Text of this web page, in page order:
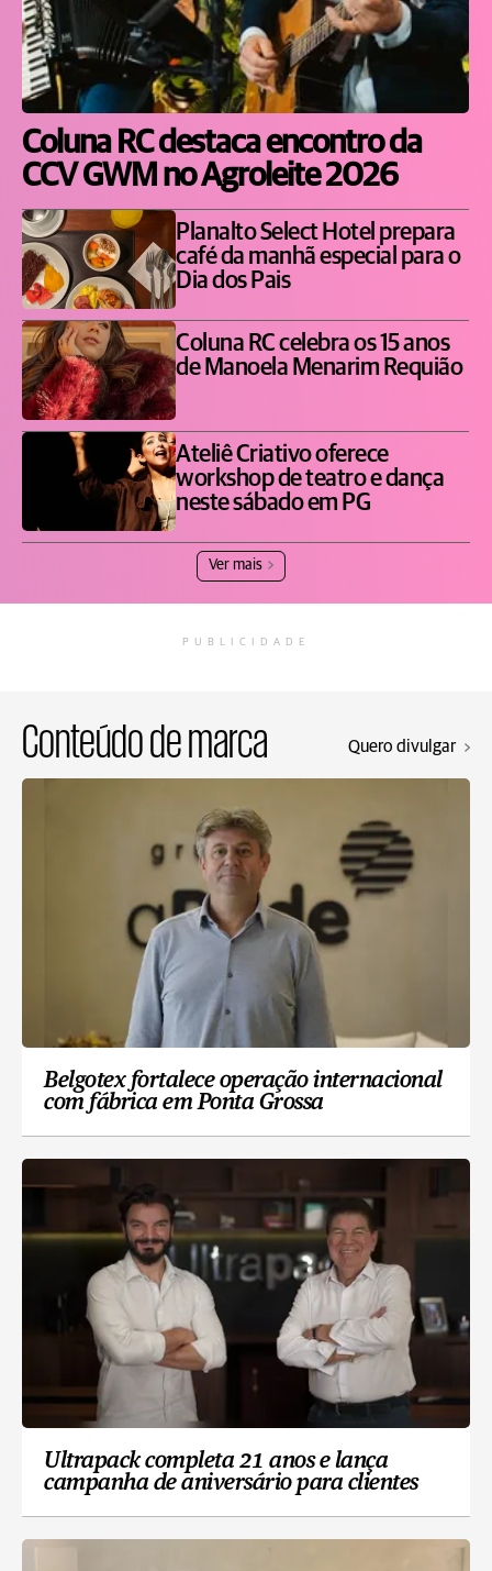
Coluna RC destaca encontro da
CCV GWM no Agroleite 2026
Planalto Select Hotel prepara
café da manhã especial para o
Dia dos Pais
Coluna RC celebra os 15 anos
de Manoela Menarim Requião
Ateliê Criativo oferece
workshop de teatro e dança
neste sábado em PG
Ver mais
PUBLICIDADE
Conteúdo de marca Quero divulgar
Belgotex fortalece operação internacional
com fábrica em Ponta Grossa
Ultrapack completa 21 anos e lança
campanha de aniversário para clientes